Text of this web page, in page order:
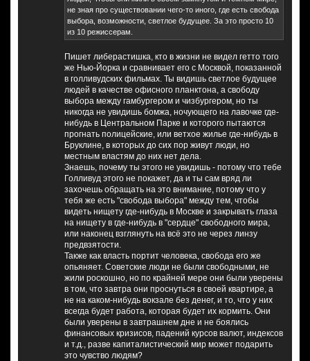
не зная про существовании чего-то иного, где есть свобода
выбора, возможности, светлое будущее. За это просто 10
из 10 режиссерам.
Пишет либерастишка, кто в жизни не видел гетто того
же Нью-Йорка и сравнивает его с Москвой, показанной
в голливудских фильмах. Ты видишь светлое будущее
людей в качестве офисного планктона, а свободу
выбора между гамбургером и чизбургером, но ты
никогда не увидишь бомжа, ночующего на лавочке где-
нибудь в Центральном Парке и которого пытаются
прогнать полицейские, или ветхое жилье где-нибудь в
Бруклине, в которых до сих пор живут люди, но
местным властям до них нет дела.
Знаешь, почему ты этого не увидишь - потому что тебе
Голливуд этого не покажет, да и ты сам вряд ли
захочешь обращать на это внимание, потому что у
тебя же есть "свобода выбора" между тем, чтобы
видеть нищету где-нибудь в Москве и закрывать глаза
на нищету в где-нибудь в "сердце" свободного мира,
или наконец взглянуть на всё это не через линзу
предвзятости.
Также как власть портит человека, свобода его же
опьяняет. Советские люди не были свободными, не
жили роскошно, но по крайней мере они были уверены
в том, что завтра они проснуться в своей квартире, а
не на каком-нибудь вокзале без денег, и то, что у них
всегда будет работа, которая будет их кормить. Они
были уверены в завтрашнем дне и не боялись
финансовых кризисов, падений курсов валют, индексов
и т.д., разве капиталистический мир может подарить
это чувство людям?